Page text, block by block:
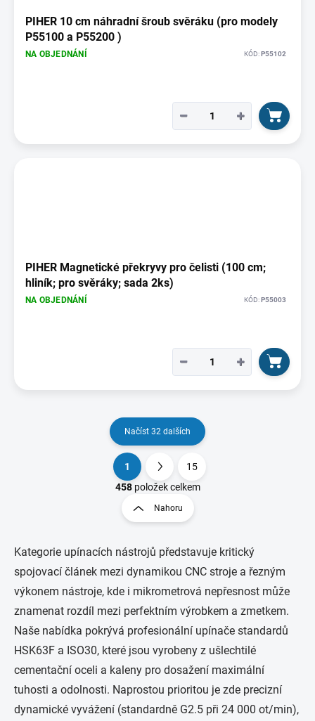
PIHER 10 cm náhradní šroub svěráku (pro modely
P55100 a P55200 )
NA OBJEDNÁNÍ KÓD:P55102
+
−
PIHER Magnetické překryvy pro čelisti (100 cm;
hliník; pro svěráky; sada 2ks)
NA OBJEDNÁNÍ KÓD: P55003
+
−
O
v
á
d
c
í
p
r
v
k
y
v
ý
p
i
u
Načíst 32 dalších
S
t
r
á
k
o
á
n
í
1
15
458položek celkem
Nahoru
Kategorie upínacích nástrojů představuje kritický
spojovací článek mezi dynamikou CNC stroje a řezným
výkonem nástroje, kde i mikrometrová nepřesnost může
znamenat rozdíl mezi perfektním výrobkem a zmetkem.
Naše nabídka pokrývá profesionální upínače standardů
HSK63F a ISO30, které jsou vyrobeny z ušlechtilé
cementační oceli a kaleny pro dosažení maximální
tuhosti a odolnosti. Naprostou prioritou je zde precizní
dynamické vyvážení (standardně G2.5 při 24 000 ot/min),